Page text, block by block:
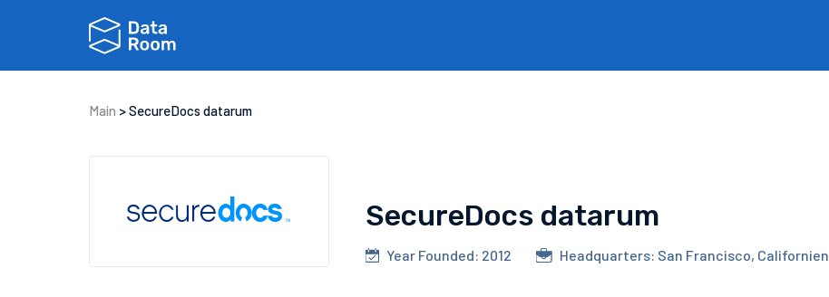
Main >SecureDocs datarum
SecureDocs datarum
Year Founded: 2012 Headquarters: San Francisco, Californien